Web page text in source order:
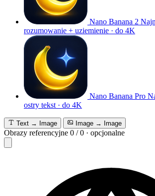
Nano Banana 2
rozumowanie + uziemienie · do 4K
Nano Banana Pro
ostry tekst · do 4K
Text → Image Image → Image
Obrazy referencyjne 0 /0 · opcjonalne